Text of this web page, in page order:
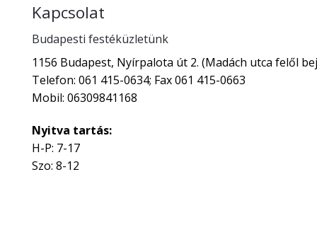
Kapcsolat
Budapesti festéküzletünk
1156 Budapest, Nyírpalota út 2. (Madách utca felől
Telefon: 061 415-0634; Fax 061 415-0663
Mobil: 06309841168
Nyitva tartás:
H-P: 7-17
Szo: 8-12